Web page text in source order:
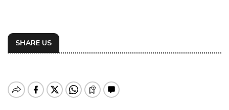
SHARE US